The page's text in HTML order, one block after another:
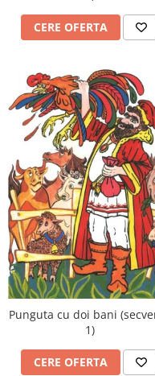
Rechizite
Caiete si Coperte
Corectoare
Stilouri,Pixuri,Rollere
Produse din Hartie
Hartie Copiator A4
Hartie si Carton Colorat
Plicuri
Etichete autocolante
Instrumente de scris
Stilouri,Pixuri,Rollere
Linere si Markere
Accesorii pentru birou
Seturi Birou Lux
CERE OFERTA
Punguta cu doi bani
1)
CERE OFERTA